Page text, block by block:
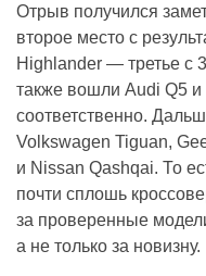
Отрыв получился
второе место с
Highlander — третье с
также вошли Audi Q5
соответственно.
Volkswagen Tiguan,
и Nissan Qashqai. То
почти сплошь
за проверенные
а не только за новизну.